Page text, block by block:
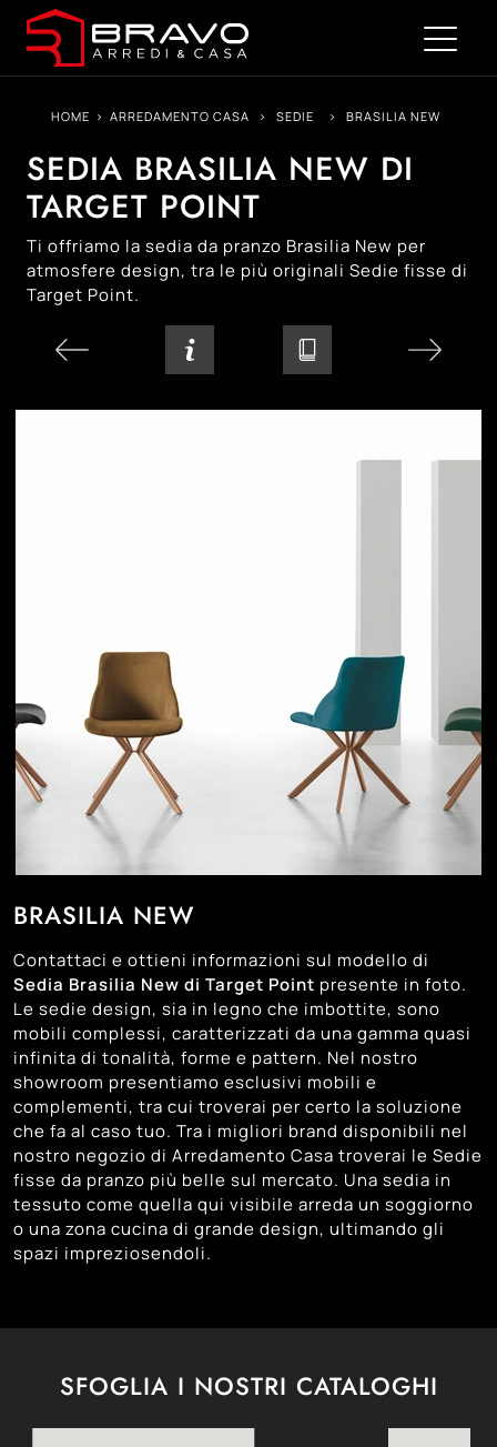
HOME > ARREDAMENTO CASA > SEDIE > BRASILIA NEW
SEDIA BRASILIA NEW DI
TARGET POINT
Ti offriamo la sedia da pranzo Brasilia New per
atmosfere design, tra le più originali Sedie fisse di
Target Point.
BRASILIA NEW
Contattaci e ottieni informazioni sul modello di
Sedia Brasilia New di Target Point presente in foto.
Le sedie design, sia in legno che imbottite, sono
mobili complessi, caratterizzati da una gamma quasi
infinita di tonalità, forme e pattern. Nel nostro
showroom presentiamo esclusivi mobili e
complementi, tra cui troverai per certo la soluzione
che fa al caso tuo. Tra i migliori brand disponibili nel
nostro negozio di Arredamento Casa troverai le Sedie
fisse da pranzo più belle sul mercato. Una sedia in
tessuto come quella qui visibile arreda un soggiorno
o una zona cucina di grande design, ultimando gli
spazi impreziosendoli.
SFOGLIA I NOSTRI CATALOGHI